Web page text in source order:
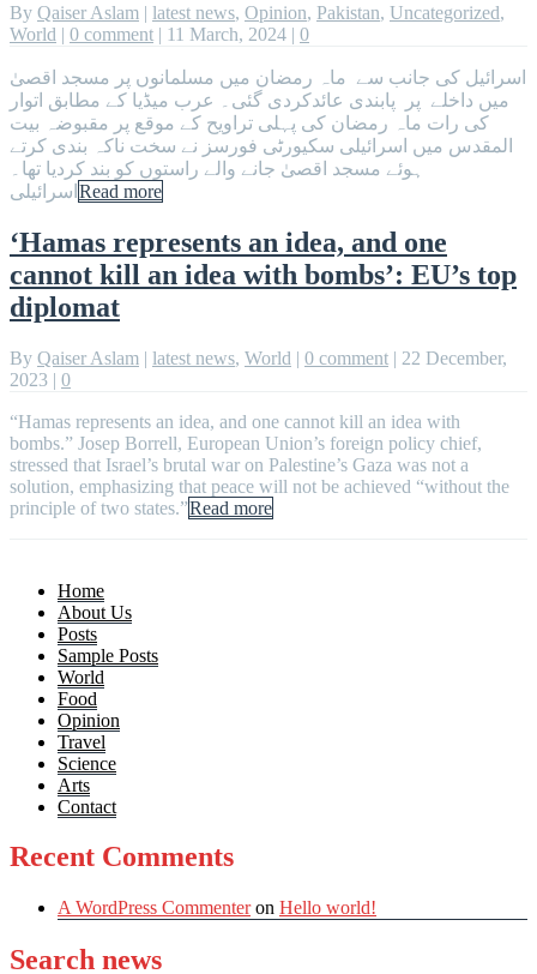
By Qaiser Aslam | latest news, Opinion, Pakistan, Uncategorized,
World | 0 comment | 11 March, 2024 | 0
اسرائیل کی جانب سے ماہ رمضان میں مسلمانوں پر مسجد اقصیٰ
میں داخلے پر پابندی عائدکردی گئی۔ عرب میڈیا کے مطابق اتوار
کی رات ماہ رمضان کی پہلی تراویح کے موقع پر مقبوضہ بیت
المقدس میں اسرائیلی سکیورٹی فورسز نے سخت ناکہ بندی کرتے
ہوئے مسجد اقصیٰ جانے والے راستوں کو بند کردیا تھا۔
اسرائیلی Read more
‘Hamas represents an idea, and one
cannot kill an idea with bombs’: EU’s top
diplomat
By Qaiser Aslam | latest news, World | 0 comment | 22 December,
2023 | 0
“Hamas represents an idea, and one cannot kill an idea with
bombs.” Josep Borrell, European Union’s foreign policy chief,
stressed that Israel’s brutal war on Palestine’s Gaza was not a
solution, emphasizing that peace will not be achieved “without the
principle of two states.”Read more
Home
About Us
Posts
Sample Posts
World
Food
Opinion
Travel
Science
Arts
Contact
Recent Comments
A WordPress Commenteron Hello world!
Search news